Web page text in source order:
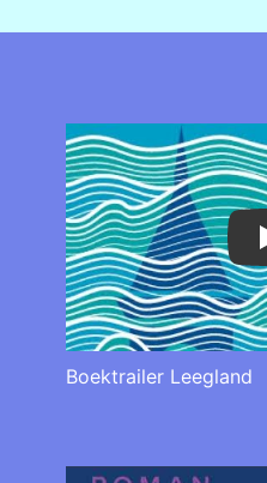
Play
Boektrailer Leegland